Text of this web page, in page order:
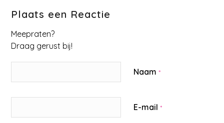
Plaats een Reactie
Meepraten?
Draag gerust bij!
Naam*
E-mail*